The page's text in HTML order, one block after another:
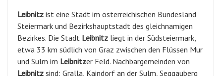
Leibnitz ist eine Stadt im österreichischen Bundesland
Steiermark und Bezirkshauptstadt des gleichnamigen
Bezirkes. Die Stadt Leibnitz liegt in der Südsteiermark,
etwa 33 km südlich von Graz zwischen den Flüssen Mur
und Sulm im Leibnitzer Feld. Nachbargemeinden von
Leibnitz sind: Gralla, Kaindorf an der Sulm, Seggauberg